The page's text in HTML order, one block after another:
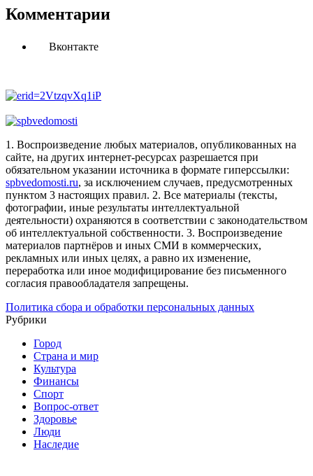
Комментарии
Вконтакте
1. Воспроизведение любых материалов, опубликованных на
сайте, на других интернет-ресурсах разрешается при
обязательном указании источника в формате гиперссылки:
spbvedomosti.ru, за исключением случаев, предусмотренных
пунктом 3 настоящих правил. 2. Все материалы (тексты,
фотографии, иные результаты интеллектуальной
деятельности) охраняются в соответствии с законодательством
об интеллектуальной собственности. 3. Воспроизведение
материалов партнёров и иных СМИ в коммерческих,
рекламных или иных целях, а равно их изменение,
переработка или иное модифицирование без письменного
согласия правообладателя запрещены.
Политика сбора и обработки персональных данных
Рубрики
Город
Страна и мир
Культура
Финансы
Спорт
Вопрос-ответ
Здоровье
Люди
Наследие